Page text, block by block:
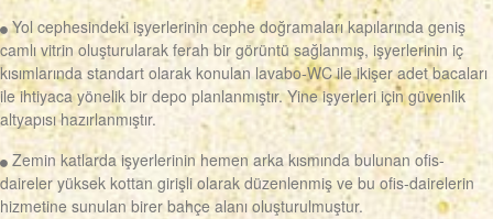
Yol cephesindeki işyerlerinin cephe doğramaları kapılarında geniş
camlı vitrin oluşturularak ferah bir görüntü sağlanmış, işyerlerinin iç
kısımlarında standart olarak konulan lavabo-WC ile ikişer adet bacaları
ile ihtiyaca yönelik bir depo planlanmıştır. Yine işyerleri için güvenlik
altyapısı hazırlanmıştır.
Zemin katlarda işyerlerinin hemen arka kısmında bulunan ofis-
daireler yüksek kottan girişli olarak düzenlenmiş ve bu ofis-dairelerin
hizmetine sunulan birer bahçe alanı oluşturulmuştur.